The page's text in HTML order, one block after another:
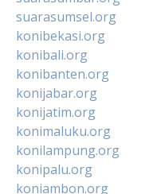
suarasumsel.org
konibekasi.org
konibali.org
konibanten.org
konijabar.org
konijatim.org
konimaluku.org
konilampung.org
konipalu.org
koniambon.org